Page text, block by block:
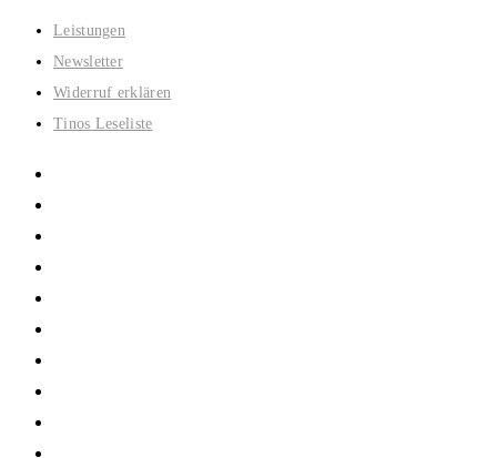
Zum
Inhalt
springen
Leistungen
Newsletter
Widerruf erklären
Tinos Leseliste